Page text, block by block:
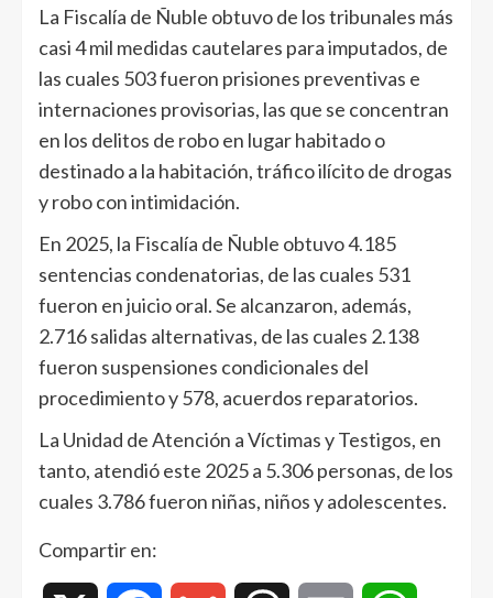
La Fiscalía de Ñuble obtuvo de los tribunales más
casi 4 mil medidas cautelares para imputados, de
las cuales 503 fueron prisiones preventivas e
internaciones provisorias, las que se concentran
en los delitos de robo en lugar habitado o
destinado a la habitación, tráfico ilícito de drogas
y robo con intimidación.
En 2025, la Fiscalía de Ñuble obtuvo 4.185
sentencias condenatorias, de las cuales 531
fueron en juicio oral. Se alcanzaron, además,
2.716 salidas alternativas, de las cuales 2.138
fueron suspensiones condicionales del
procedimiento y 578, acuerdos reparatorios.
La Unidad de Atención a Víctimas y Testigos, en
tanto, atendió este 2025 a 5.306 personas, de los
cuales 3.786 fueron niñas, niños y adolescentes.
Compartir en: